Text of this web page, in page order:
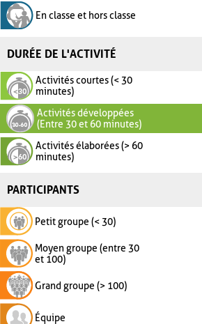
En classe et hors classe
DURÉE DE L'ACTIVITÉ
Activités courtes (< 30
minutes)
Activités développées
(Entre 30 et 60 minutes)
Activités élaborées (> 60
minutes)
PARTICIPANTS
Petit groupe (< 30)
Moyen groupe (entre 30
et 100)
Grand groupe (> 100)
Équipe